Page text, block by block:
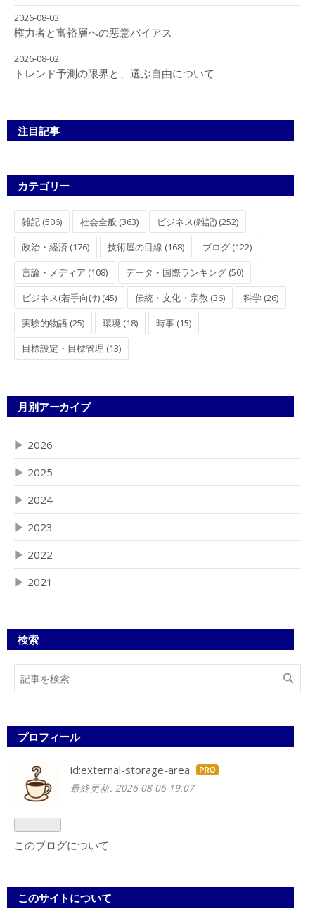
2026-08-03
権力者と富裕層への悪意バイアス
2026-08-02
トレンド予測の限界と、選ぶ自由について
注目記事
カテゴリー
雑記 (506) 社会全般 (363)
ビジネス(雑記) (252)
政治・経済 (176)
技術屋の目線 (168)
ブログ (122)
言論・メディア (108)
データ・国際ランキング (50)
ビジネス(若手向け) (45)
伝統・文化・宗教 (36)
科学 (26)
実験的物語 (25)
環境 (18)
時事 (15)
目標設定・目標管理 (13)
月別アーカイブ
▶ 2026
▶ 2025
▶ 2024
▶ 2023
▶ 2022
▶ 2021
検索
プロフィール
id:external-storage-area はて
最終更新: 2026-08-06 19:07
このブログについて
このサイトについて